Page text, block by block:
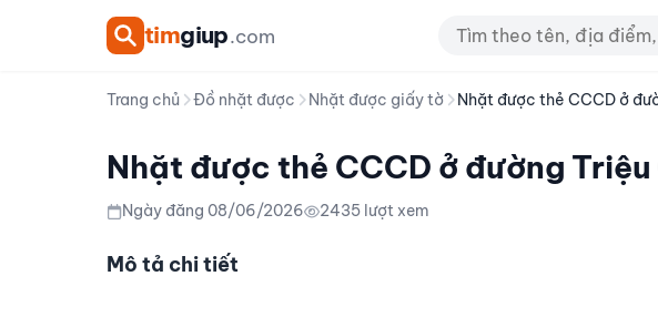
timgiup.com
Trang chủ Đồ nhặt được Nhặt được giấy tờ Nhặt được thẻ CCCD ở
Nhặt được thẻ CCCD ở đường
Ngày đăng 08/06/2026 2435 lượt xem
Mô tả chi tiết